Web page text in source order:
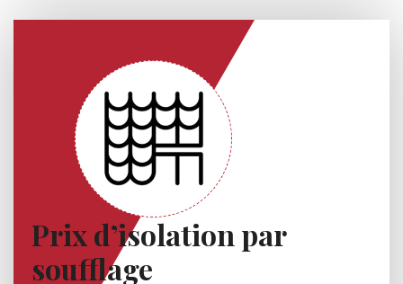
Prix d’isolation par
soufflage